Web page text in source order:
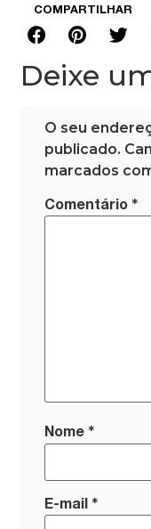
COMPARTILHAR
Deixe
O seu
publicado.
marcados
Comentário*
Nome*
E-mail*